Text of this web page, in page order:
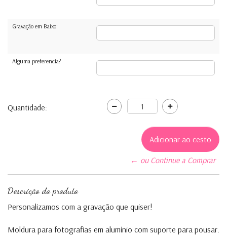
Gravação em Baixo:
Alguma preferencia?
Quantidade:
← ou Continue a Comprar
Descrição do produto
Personalizamos com a gravação que quiser!
Moldura para fotografias em alumínio com suporte para pousar.